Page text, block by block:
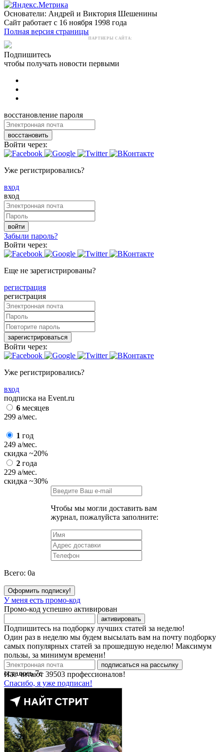
Основатели: Андрей и Виктория Шешенины
Сайт работает с 16 ноября 1998 года
Полная версия страницы
ПАРТНЕРЫ САЙТА:
Подпишитесь
чтобы получать новости первыми
восстановление пароля
восстановить
Войти через:
Уже регистрировались?
вход
вход
войти
Забыли пароль?
Войти через:
Еще не зарегистрированы?
регистрация
регистрация
зарегистрироваться
Войти через:
Уже регистрировались?
вход
подписка на Event.ru
6 месяцев
299 a/мес.
1 год
249 a/мес.
скидка ~20%
2 года
229 a/мес.
скидка ~30%
Чтобы мы могли доставить вам
журнал, пожалуйста заполните:
Всего: 0a
Оформить подписку!
У меня есть промо-код
Промо-код успешно активирован
активировать
Подпишитесь на подборку лучших статей за неделю!
Один раз в неделю мы будем высылать вам на почту подборку
самых популярных статей за прошедшую неделю! Максимум
пользы, за минимум времени!
подписаться на рассылку
Нас читают 39503 профессионалов!
Спасибо, я уже подписан!
осталось7с